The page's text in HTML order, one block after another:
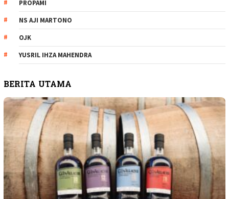
PROPAMI
NS AJI MARTONO
OJK
YUSRIL IHZA MAHENDRA
BERITA UTAMA